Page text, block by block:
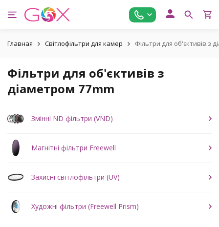
Главная Світлофільтри для камер Фільтри для об'єктивів з
Фільтри для об'єктивів з
діаметром 77mm
Змінні ND фільтри (VND)
Магнітні фільтри Freewell
Захисні світлофільтри (UV)
Художні фільтри (Freewell Prism)